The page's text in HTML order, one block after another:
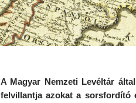
A Magyar Nemzeti Levéltár
felvillantja azokat a sorsfordító